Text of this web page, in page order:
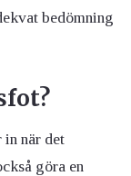
bedömning
in när det
göra en